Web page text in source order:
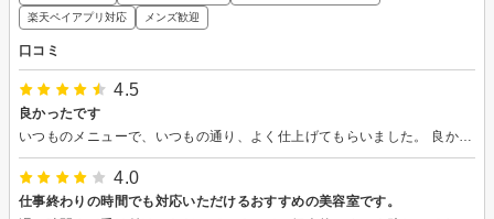
楽天ペイアプリ対応
メンズ歓迎
口コミ
4.5
良かったです
いつものメニューで、いつもの通り、よく仕上げてもらいました。 良かったです。
4.0
仕事終わりの時間でも対応いただけるおすすめの美容室です。